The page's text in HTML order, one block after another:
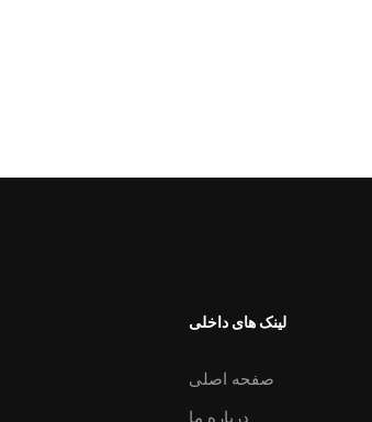
لینک های داخلی
صفحه اصلی
درباره ما